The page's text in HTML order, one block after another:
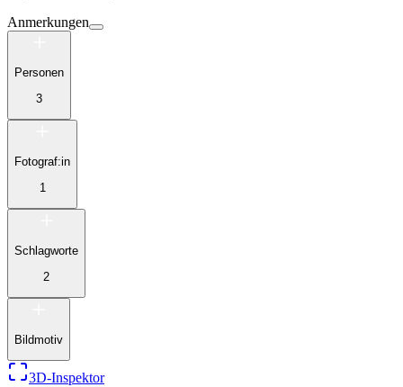
Anmerkungen
Personen
3
Fotograf:in
1
Schlagworte
2
Bildmotiv
3D-Inspektor